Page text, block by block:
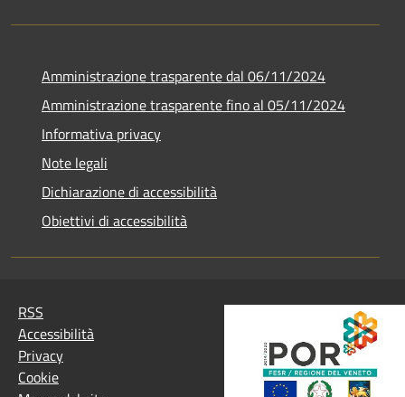
Amministrazione trasparente dal 06/11/2024
Amministrazione trasparente fino al 05/11/2024
Informativa privacy
Note legali
Dichiarazione di accessibilità
Obiettivi di accessibilità
RSS
Accessibilità
Privacy
Cookie